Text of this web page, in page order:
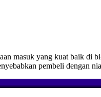
masuk yang kuat baik di
pembeli dengan